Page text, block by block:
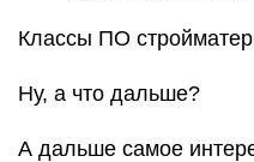
Классы ПО
Ну, а что дальше?
А дальше самое